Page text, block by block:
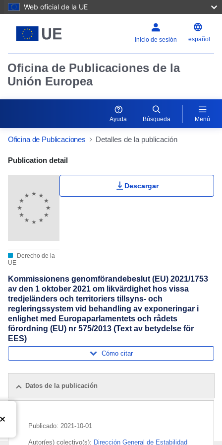
Web oficial de la UE
Inicio de sesión español
Oficina de Publicaciones de la
Unión Europea
Ayuda Búsqueda Menú
Oficina de Publicaciones Detalles de la publicación
Publication Detail Actions Portlet
Publication detail
Derecho de la
UE
Descargar
Kommissionens genomförandebeslut (EU) 2021/1753
av den 1 oktober 2021 om likvärdighet hos vissa
tredjeländers och territoriers tillsyns- och
regleringssystem vid behandling av exponeringar i
enlighet med Europaparlamentets och rådets
förordning (EU) nr 575/2013 (Text av betydelse för
EES)
Cómo citar
Datos de la publicación
Publicado: 2021-10-01
Autor(es) colectivo(s): Dirección General de Estabilidad